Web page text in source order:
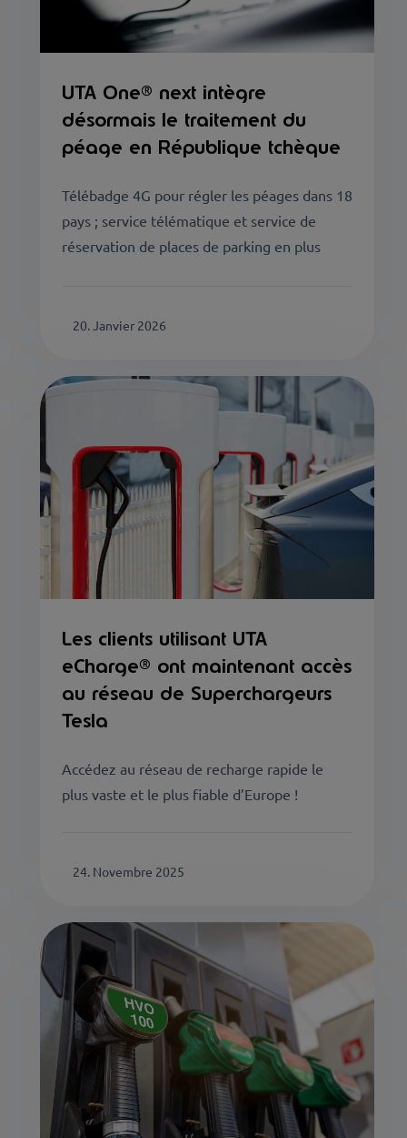
UTA One® next intègre
désormais le traitement du
péage en République tchèque
Télébadge 4G pour régler les péages dans 18
pays ; service télématique et service de
réservation de places de parking en plus
20. Janvier 2026
Les clients utilisant UTA
eCharge® ont maintenant accès
au réseau de Superchargeurs
Tesla
Accédez au réseau de recharge rapide le
plus vaste et le plus fiable d’Europe !
24. Novembre 2025